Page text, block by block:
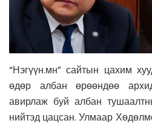
“Нэгүүн.мн” сайтын цахим
өдөр албан өрөөндөө
авирлаж буй албан
нийтэд цацсан. Улмаар